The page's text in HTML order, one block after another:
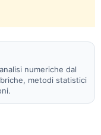
numeriche dal
metodi statistici